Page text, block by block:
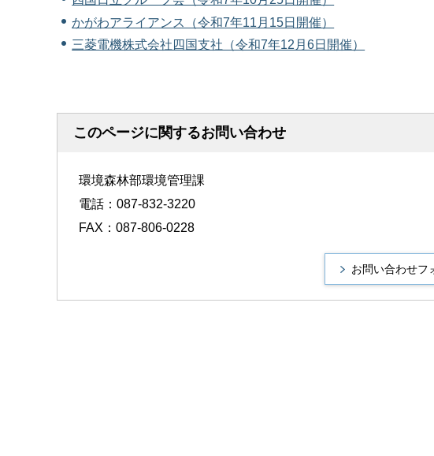
かがわアライアンス（令和7年11月15日開催）
三菱電機株式会社四国支社（令和7年12月6日開催）
このページに関するお問い合わせ
環境森林部環境管理課
電話：087-832-3220
FAX：087-806-0228